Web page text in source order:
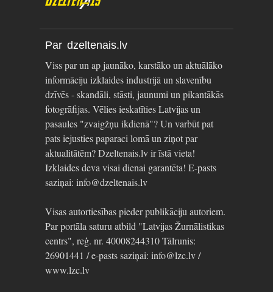
Par dzeltenais.lv
Viss par un ap jaunāko, karstāko un aktuālāko
informāciju izklaides industrijā un slavenību
dzīvēs - skandāli, stāsti, jaunumi un pikantākās
fotogrāfijas. Vēlies ieskatīties Latvijas un
pasaules "zvaigžņu ikdienā"? Un varbūt pat
pats iejusties paparaci lomā un ziņot par
aktualitātēm? Dzeltenais.lv ir īstā vieta!
Izklaides deva visai dienai garantēta! E-pasts
saziņai: info@dzeltenais.lv
Visas autortiesības pieder publikāciju autoriem.
Par portāla saturu atbild "Latvijas Žurnālistikas
centrs", reģ. nr. 40008244310 Tālrunis:
26901441 / e-pasts saziņai: info@lzc.lv /
www.lzc.lv